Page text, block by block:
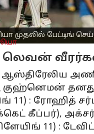
பேட்டிங் செய்ய
லெவன்
ஆஸ்திரேலிய
குஹ்னெமன்
11) : ரோஹித்
கீப்பர்),
11) :